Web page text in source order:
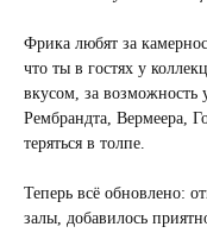
Фрика любят за
что ты в гостях у
вкусом, за возможность
Рембрандта, Вермеера,
теряться в толпе.
Теперь всё обновлено:
залы, добавилось